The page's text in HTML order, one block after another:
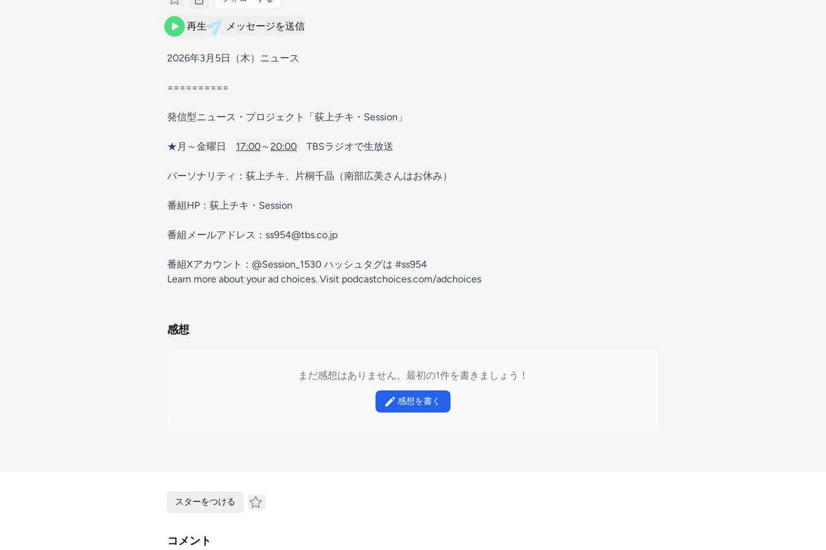
再生 メッセージを送信
2026年3月5日（木）ニュース
==========
発信型ニュース・プロジェクト「荻上チキ・Session」
★月～金曜日 17:00～20:00 TBSラジオで生放送
パーソナリティ：荻上チキ、片桐千晶（南部広美さんはお休み）
番組HP：⁠⁠⁠⁠⁠⁠⁠⁠⁠⁠⁠⁠⁠⁠⁠⁠⁠⁠⁠⁠⁠⁠⁠⁠⁠⁠⁠⁠⁠⁠⁠⁠⁠⁠⁠⁠⁠⁠⁠⁠⁠荻上チキ・Session⁠⁠⁠⁠⁠⁠⁠⁠⁠⁠⁠⁠⁠⁠⁠⁠⁠⁠⁠⁠⁠⁠⁠⁠⁠⁠⁠⁠⁠⁠⁠⁠⁠⁠⁠⁠⁠⁠⁠⁠⁠
番組メールアドレス：⁠⁠⁠⁠⁠⁠⁠⁠⁠⁠⁠⁠⁠⁠⁠⁠⁠⁠⁠⁠⁠⁠⁠⁠⁠⁠⁠⁠⁠⁠⁠⁠⁠⁠⁠⁠⁠⁠⁠⁠⁠ss954@tbs.co.jp⁠⁠⁠⁠⁠⁠⁠⁠⁠⁠⁠⁠⁠⁠⁠⁠⁠⁠⁠⁠⁠⁠⁠⁠⁠⁠⁠⁠⁠⁠⁠⁠⁠⁠⁠⁠⁠⁠⁠⁠⁠
番組Xアカウント：⁠⁠⁠⁠⁠⁠⁠⁠⁠⁠⁠⁠⁠⁠⁠⁠⁠⁠⁠⁠⁠⁠⁠⁠⁠⁠⁠⁠⁠⁠⁠⁠⁠⁠⁠⁠⁠⁠⁠⁠⁠@Session_1530⁠⁠⁠⁠⁠⁠⁠⁠⁠⁠⁠⁠⁠⁠⁠⁠⁠⁠⁠⁠⁠⁠⁠⁠⁠⁠⁠⁠⁠⁠⁠⁠⁠⁠⁠⁠⁠⁠⁠⁠⁠ ハッシュタグは ⁠⁠⁠⁠⁠⁠⁠⁠⁠⁠⁠⁠⁠⁠⁠⁠⁠⁠⁠⁠⁠⁠⁠⁠⁠⁠⁠⁠⁠⁠⁠⁠⁠⁠⁠⁠⁠⁠⁠⁠⁠#ss954
Learn more about your ad choices. Visit podcastchoices.com/adchoices
感想
まだ感想はありません。最初の1件を書きましょう！
感想を書く
スターをつける
コメント